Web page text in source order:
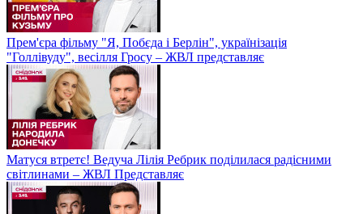
Прем'єра фільму "Я, Побєда і Берлін", українізація
"Голлівуду", весілля Гросу – ЖВЛ представляє
Матуся втретє! Ведуча Лілія Ребрик поділилася радісними
світлинами – ЖВЛ Представляє